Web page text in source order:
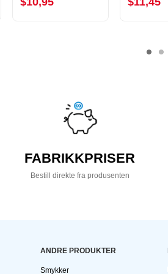
FABRIKKPRISER
Bestill direkte fra produsenten
ANDRE PRODUKTER
Smykker